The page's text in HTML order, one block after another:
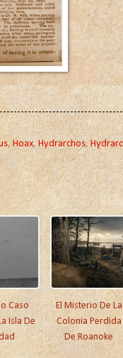
,Hoax,Hydrarchos,
Caso
Isla De
El Misterio De La
Colonia Perdida
De Roanoke